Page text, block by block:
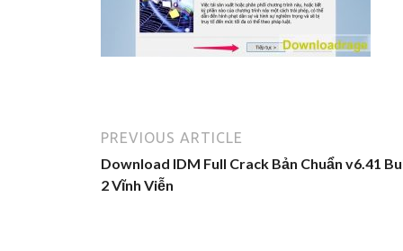
PREVIOUS ARTICLE
Download IDM Full Crack Bản Chuẩn v6.41
2 Vĩnh Viễn